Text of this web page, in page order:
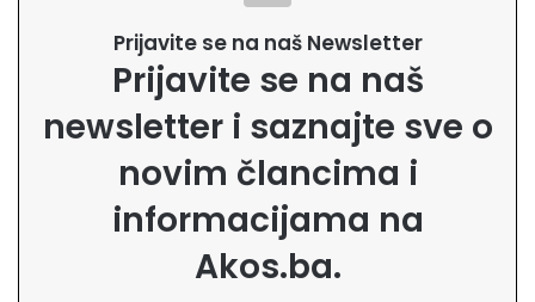
Prijavite se na naš Newsletter
Prijavite se na naš
newsletter i saznajte sve o
novim člancima i
informacijama na
Akos.ba.